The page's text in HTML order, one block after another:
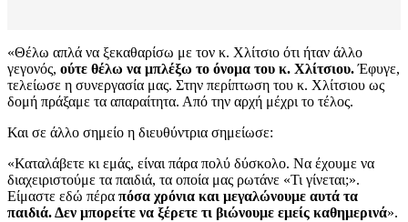
«Θέλω απλά να ξεκαθαρίσω με τον κ. Χλίτσιο ότι ήταν άλλο
γεγονός, ούτε θέλω να μπλέξω το όνομα του κ. Χλίτσιου.Έφυγε,
τελείωσε η συνεργασία μας. Στην περίπτωση του κ. Χλίτσιου ως
δομή πράξαμε τα απαραίτητα. Από την αρχή μέχρι το τέλος.
Και σε άλλο σημείο η διευθύντρια σημείωσε:
«Καταλάβετε κι εμάς, είναι πάρα πολύ δύσκολο. Να έχουμε να
διαχειριστούμε τα παιδιά, τα οποία μας ρωτάνε «Τι γίνεται;».
Είμαστε εδώ πέρα πόσα χρόνια και μεγαλώνουμε αυτά τα
παιδιά. Δεν μπορείτε να ξέρετε τι βιώνουμε εμείς καθημερινά».